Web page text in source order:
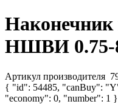
НШВИ 0.75-
Артикул производителя
{ "id": 54485, "canBuy":
"economy": 0, "number": 1 }